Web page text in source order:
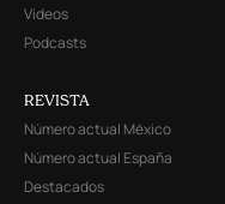
Videos
Podcasts
REVISTA
Número actual México
Número actual España
Destacados